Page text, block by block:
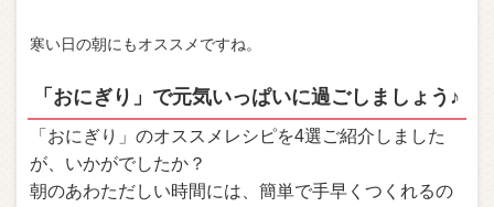
寒い日の朝にもオススメですね。
「おにぎり」で元気いっぱいに過ごしましょう♪
「おにぎり」のオススメレシピを4選ご紹介しました
が、いかがでしたか？
朝のあわただしい時間には、簡単で手早くつくれるの